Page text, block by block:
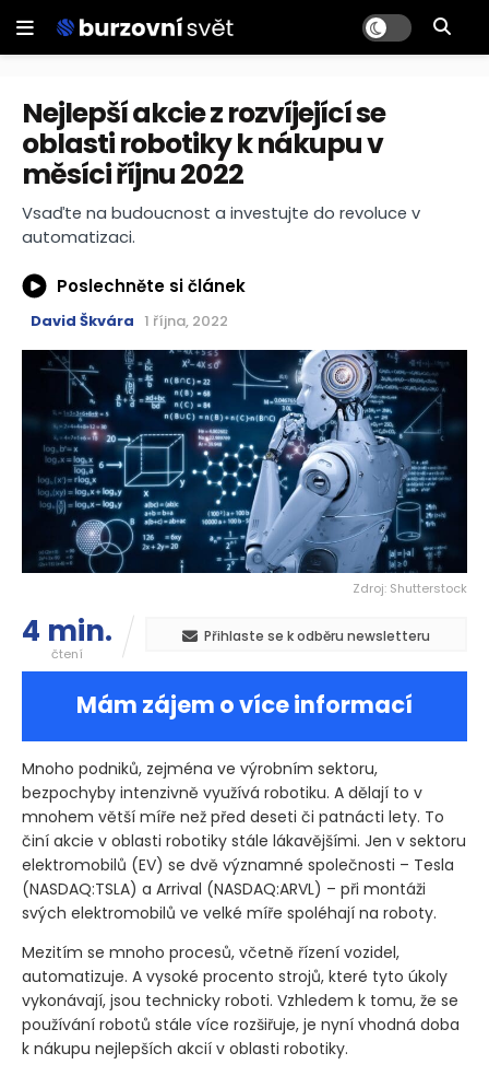
Nejlepší akcie z rozvíjející se
oblasti robotiky k nákupu v
měsíci říjnu 2022
Vsaďte na budoucnost a investujte do revoluce v
automatizaci.
Poslechněte si článek
David Škvára 1 října, 2022
Zdroj: Shutterstock
4 min.
čtení
Přihlaste se k odběru newsletteru
Mám zájem o více informací
Mnoho podniků, zejména ve výrobním sektoru,
bezpochyby intenzivně využívá robotiku. A dělají to v
mnohem větší míře než před deseti či patnácti lety. To
činí akcie v oblasti robotiky stále lákavějšími. Jen v sektoru
elektromobilů (EV) se dvě významné společnosti – Tesla
(NASDAQ:TSLA) a Arrival (NASDAQ:ARVL) – při montáži
svých elektromobilů ve velké míře spoléhají na roboty.
Mezitím se mnoho procesů, včetně řízení vozidel,
automatizuje. A vysoké procento strojů, které tyto úkoly
vykonávají, jsou technicky roboti. Vzhledem k tomu, že se
používání robotů stále více rozšiřuje, je nyní vhodná doba
k nákupu nejlepších akcií v oblasti robotiky.